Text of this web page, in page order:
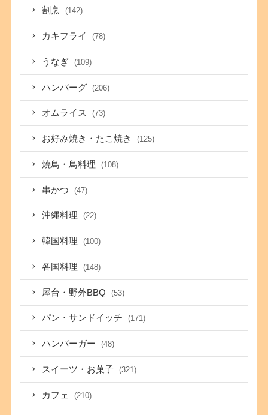
割烹 (142)
カキフライ (78)
うなぎ (109)
ハンバーグ (206)
オムライス (73)
お好み焼き・たこ焼き (125)
焼鳥・鳥料理 (108)
串かつ (47)
沖縄料理 (22)
韓国料理 (100)
各国料理 (148)
屋台・野外BBQ (53)
パン・サンドイッチ (171)
ハンバーガー (48)
スイーツ・お菓子 (321)
カフェ (210)